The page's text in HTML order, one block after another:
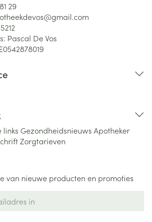
29
gmail.com
Pascal De Vos
links Gezondheidsnieuws Apotheker
Zorgtarieven
van nieuwe producten en promoties